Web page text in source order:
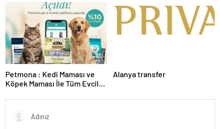
Petmona : Kedi Maması ve
Köpek Maması İle Tüm Evcil
Alanya transfer